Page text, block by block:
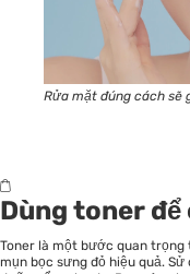
Rửa mặt đúng cách sẽ
Dùng toner để
Toner là một bước quan
mụn bọc sưng đỏ hiệu quả.